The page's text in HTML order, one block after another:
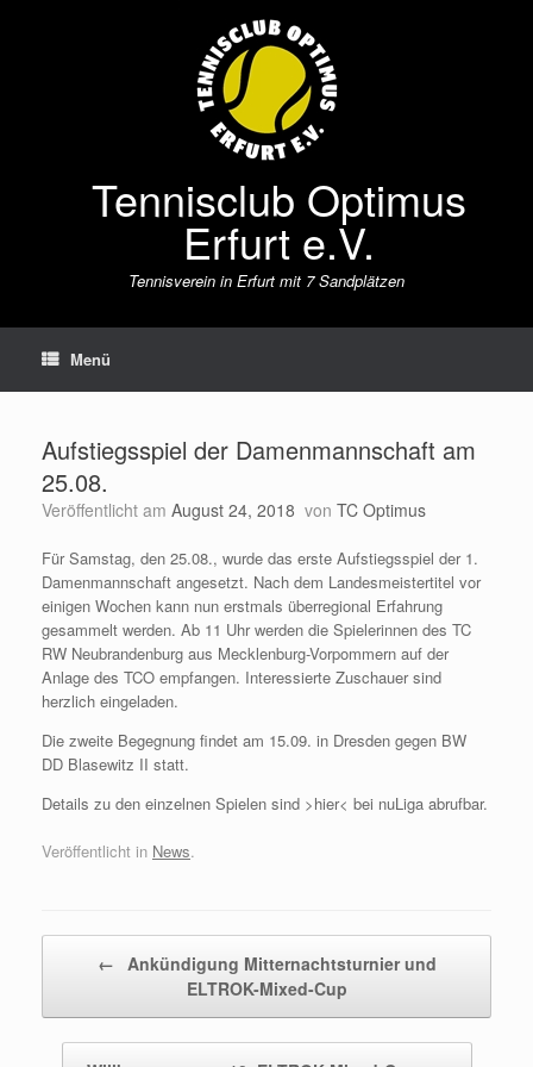
Tennisclub Optimus
Erfurt e.V.
Tennisverein in Erfurt mit 7 Sandplätzen
Menü
Aufstiegsspiel der Damenmannschaft am
25.08.
Veröffentlicht am August 24, 2018 von TC Optimus
Für Samstag, den 25.08., wurde das erste Aufstiegsspiel der 1.
Damenmannschaft angesetzt. Nach dem Landesmeistertitel vor
einigen Wochen kann nun erstmals überregional Erfahrung
gesammelt werden. Ab 11 Uhr werden die Spielerinnen des TC
RW Neubrandenburg aus Mecklenburg-Vorpommern auf der
Anlage des TCO empfangen. Interessierte Zuschauer sind
herzlich eingeladen.
Die zweite Begegnung findet am 15.09. in Dresden gegen BW
DD Blasewitz II statt.
Details zu den einzelnen Spielen sind >hier< bei nuLiga abrufbar.
Veröffentlicht in News.
← Ankündigung Mitternachtsturnier und
ELTROK-Mixed-Cup